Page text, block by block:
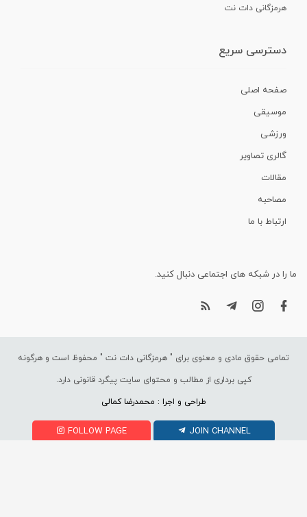
هرمزگانی دات نت
دسترسی سریع
صفحه اصلی
موسیقی
ورزشی
گالری تصاویر
مقالات
مصاحبه
ارتباط با ما
ما را در شبکه های اجتماعی دنبال کنید.
تمامی حقوق مادی و معنوی برای " هرمزگانی دات نت " محفوظ است و هرگونه
کپی برداری از مطالب و محتوای سایت پیگرد قانونی دارد.
طراحی و اجرا : محمدرضا کمالی
FOLLOW PAGE JOIN CHANNEL